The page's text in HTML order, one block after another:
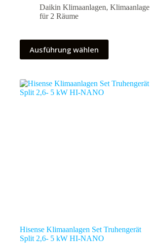
bis
Daikin Klimaanlagen, Klimaanlage
für 2 Räume
Ausführung wählen
Dieses
Produkt
weist
Varianten
auf.
Die
Hisense Klimaanlagen Set Truhengerät
Split 2,6- 5 kW HI-NANO